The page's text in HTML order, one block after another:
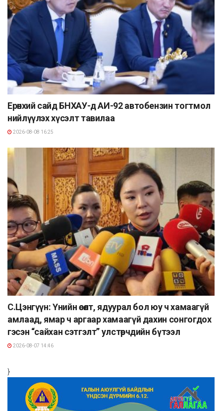
Ерөнхий сайд БНХАУ-д АИ-92 автобензин тогтмол
нийлүүлэх хүсэлт тавилаа
2026-08-08 16:25
С.Цэнгүүн: Үнийн өсөлт, ядуурал бол юу ч хамаагүй
амлаад, ямар ч аргаар хамаагүй дахин сонгогдох
гэсэн “сайхан сэтгэлт” улстөрчдийн бүтээл
2026-08-07 14:46
}